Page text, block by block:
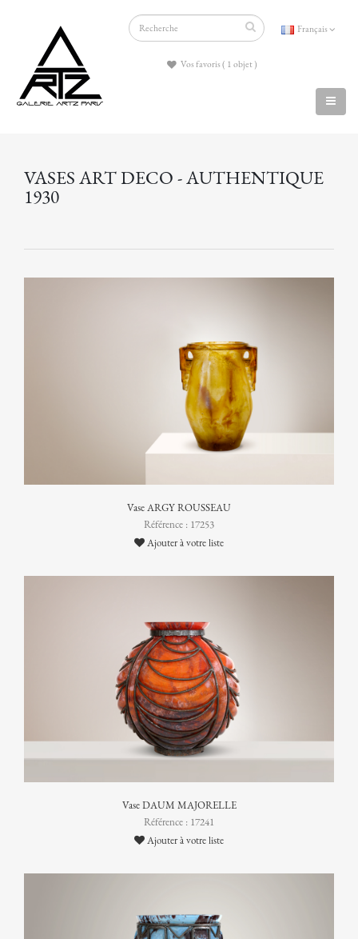
Français
Vos favoris ( 1 objet )
VASES ART DECO - AUTHENTIQUE
1930
Vase ARGY ROUSSEAU
Référence : 17253
Ajouter à votre liste
Vase DAUM MAJORELLE
Référence : 17241
Ajouter à votre liste